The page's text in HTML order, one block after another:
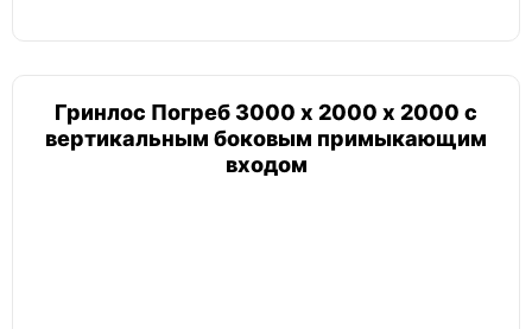
Гринлос Погреб 3000 х 2000 х 2000 с
вертикальным боковым примыкающим
входом